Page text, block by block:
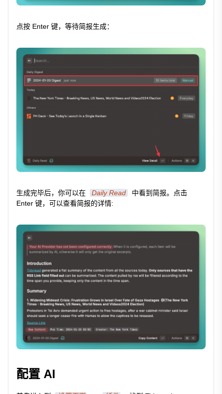
点按 Enter 键，等待简报生成：
生成完毕后，你可以在 Daily Read
中看到简报。点击
Enter 键，可以查看简报的详情:
配置 AI